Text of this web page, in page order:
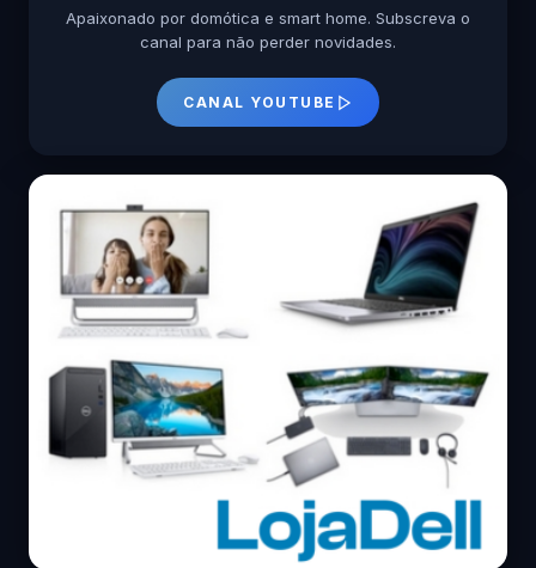
Apaixonado por domótica e smart home. Subscreva o
canal para não perder novidades.
CANAL YOUTUBE